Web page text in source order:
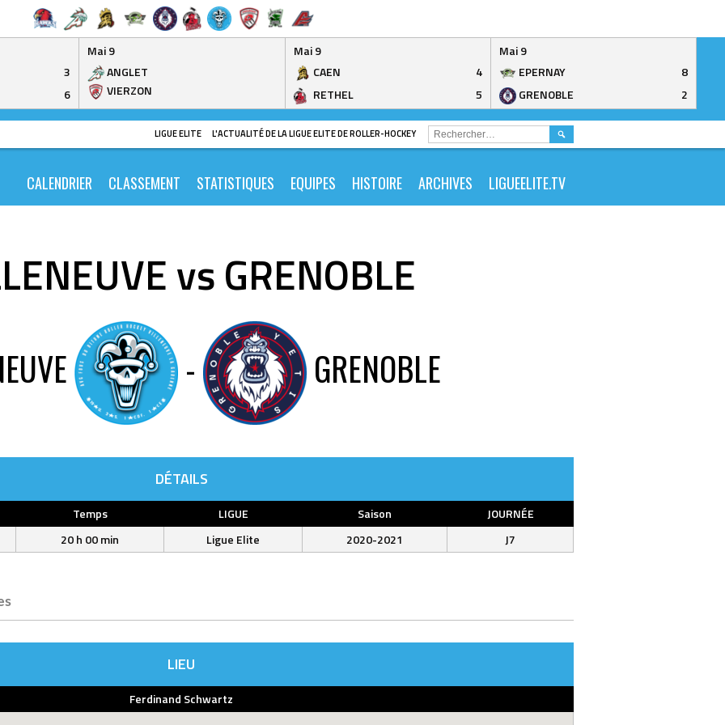
3
6
Mai 9
ANGLET
VIERZON
Mai 9
CAEN
4
RETHEL
5
Mai 9
EPERNAY
8
GRENOBLE
2
LIGUE ELITE L'ACTUALITÉ DE LA LIGUE ELITE DE ROLLER-HOCKEY
CALENDRIER CLASSEMENT STATISTIQUES EQUIPES HISTOIRE ARCHIVES LIGUEELITE.TV
RECHERCHER :
vs GRENOBLE
- GRENOBLE
DÉTAILS
Temps LIGUE Saison
JOURNÉE
20 h 00 min
Ligue Elite 2020-2021 J7
LIEU
Ferdinand Schwartz